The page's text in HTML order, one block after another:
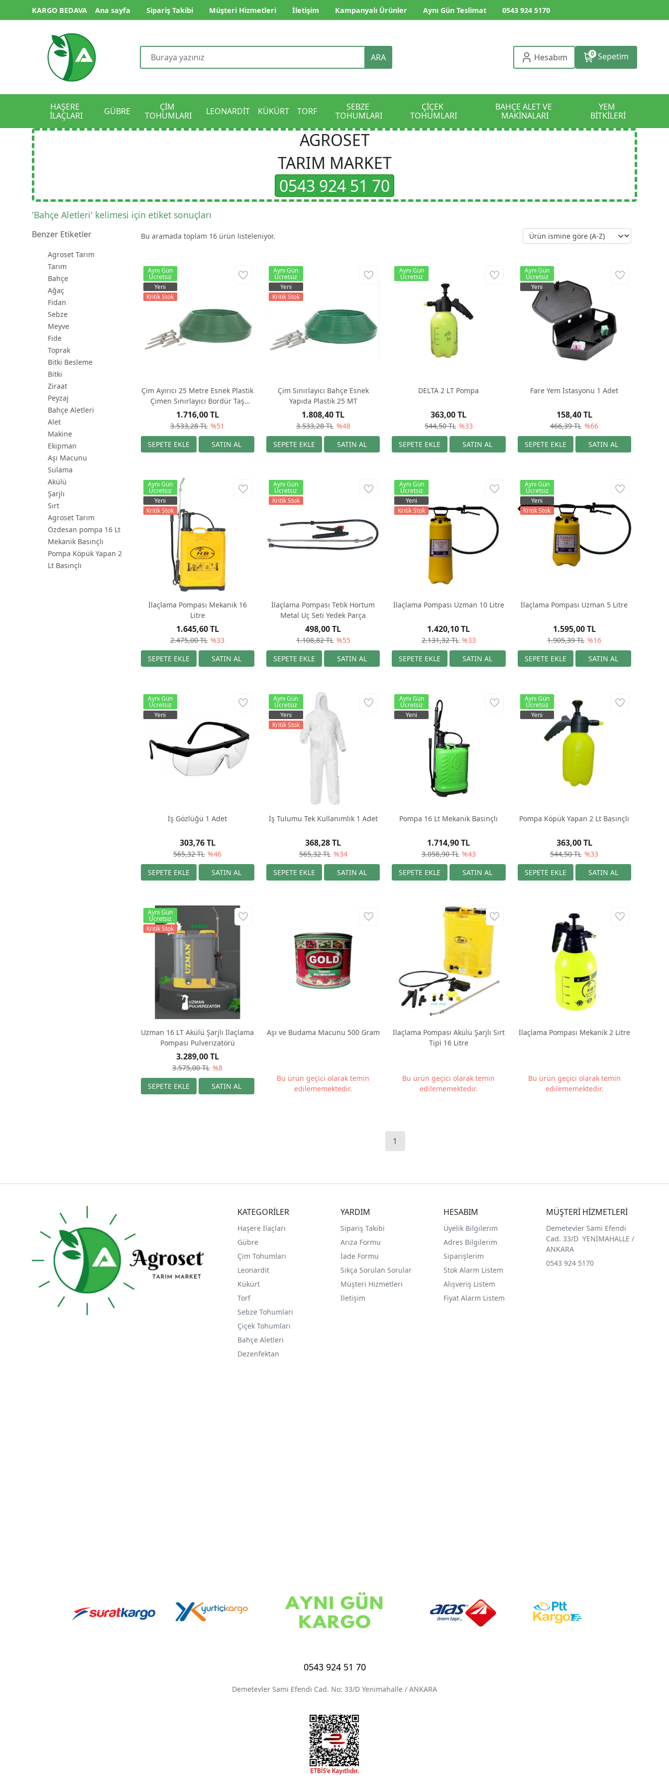
KARGO BEDAVA Ana sayfa Sipariş Takibi Müşteri Hizmetleri İletişim Kampanyalı Ürünler Aynı Gün Teslimat 0543 924 5170
ARA Hesabım 0 Sepetim
HAŞERE
İLAÇLARI
GÜBRE
ÇİM
TOHUMLARI
LEONARDİT KÜKÜRT TORF
SEBZE
TOHUMLARI
ÇİÇEK
TOHUMLARI
BAHÇE ALET VE
MAKİNALARI
YEM
BİTKİLERİ
AGROSET
TARIM MARKET
0543 924 51 70
'Bahçe Aletleri' kelimesi için etiket sonuçları
Benzer Etiketler
Agroset Tarım
Tarım
Bahçe
Ağaç
Fidan
Sebze
Meyve
Fide
Toprak
Bitki Besleme
Bitki
Ziraat
Peyzaj
Bahçe Aletleri
Alet
Makine
Ekipman
Aşı Macunu
Sulama
Akülü
Şarjlı
Sırt
Agroset Tarım
Özdesan pompa 16 Lt
Mekanik Basınçlı
Pompa Köpük Yapan 2
Lt Basınçlı
Bu aramada toplam 16ürün listeleniyor.
Çim Ayırıcı 25 Metre Esnek Plastik
Çimen Sınırlayıcı Bordür Taş
Toprak Ayırıcı
3.533,28 TL %51
1.716,00 TL
Aynı Gün
Ücretsiz
Yeni
Kritik Stok
Çim Sınırlayıcı Bahçe Esnek
Yapıda Plastik 25 MT
3.533,28 TL %48
1.808,40 TL
Aynı Gün
Ücretsiz
Yeni
Kritik Stok
DELTA 2 LT Pompa
544,50 TL %33
363,00 TL
Aynı Gün
Ücretsiz
Fare Yem İstasyonu 1 Adet
466,39 TL %66
158,40 TL
Aynı Gün
Ücretsiz
Yeni
İlaçlama Pompası Mekanik 16
Litre
2.475,00 TL %33
1.645,60 TL
Aynı Gün
Ücretsiz
Yeni
Kritik Stok
İlaçlama Pompası Tetik Hortum
Metal Uç Seti Yedek Parça
1.108,82 TL %55
498,00 TL
Aynı Gün
Ücretsiz
Kritik Stok
İlaçlama Pompası Uzman 10 Litre
2.131,32 TL %33
1.420,10 TL
Aynı Gün
Ücretsiz
Yeni
Kritik Stok
İlaçlama Pompası Uzman 5 Litre
1.905,39 TL %16
1.595,00 TL
Aynı Gün
Ücretsiz
Yeni
Kritik Stok
İş Gözlüğü 1 Adet
565,32 TL %46
303,76 TL
Aynı Gün
Ücretsiz
Yeni
İş Tulumu Tek Kullanımlık 1 Adet
565,32 TL %34
368,28 TL
Aynı Gün
Ücretsiz
Yeni
Kritik Stok
Pompa 16 Lt Mekanik Basınçlı
3.058,90 TL %43
1.714,90 TL
Aynı Gün
Ücretsiz
Yeni
Pompa Köpük Yapan 2 Lt Basınçlı
544,50 TL %33
363,00 TL
Aynı Gün
Ücretsiz
Yeni
Uzman 16 LT Akülü Şarjlı İlaçlama
Pompası Pulverizatörü
3.575,00 TL %8
3.289,00 TL
Aynı Gün
Ücretsiz
Kritik Stok
Aşı ve Budama Macunu 500 Gram
Bu ürün geçici olarak temin
edilememektedir.
İlaçlama Pompası Akülü Şarjlı Sırt
Tipi 16 Litre
Bu ürün geçici olarak temin
edilememektedir.
İlaçlama Pompası Mekanik 2 Litre
Bu ürün geçici olarak temin
edilememektedir.
1
KATEGORİLER
Haşere İlaçları
Gübre
Çim Tohumları
Leonardit
Kükürt
Torf
Sebze Tohumları
Çiçek Tohumları
Bahçe Aletleri
Dezenfektan
YARDIM
Sipariş Takibi
Arıza Formu
İade Formu
Sıkça Sorulan Sorular
Müşteri Hizmetleri
İletişim
HESABIM
Üyelik Bilgilerim
Adres Bilgilerim
Siparişlerim
Stok Alarm Listem
Alışveriş Listem
Fiyat Alarm Listem
MÜŞTERİ HİZMETLERİ
Demetevler Sami Efendi
Cad. 33/D YENİMAHALLE /
ANKARA
0543 924 5170
0543 924 51 70
Demetevler Sami Efendi Cad. No: 33/D Yenimahalle / ANKARA